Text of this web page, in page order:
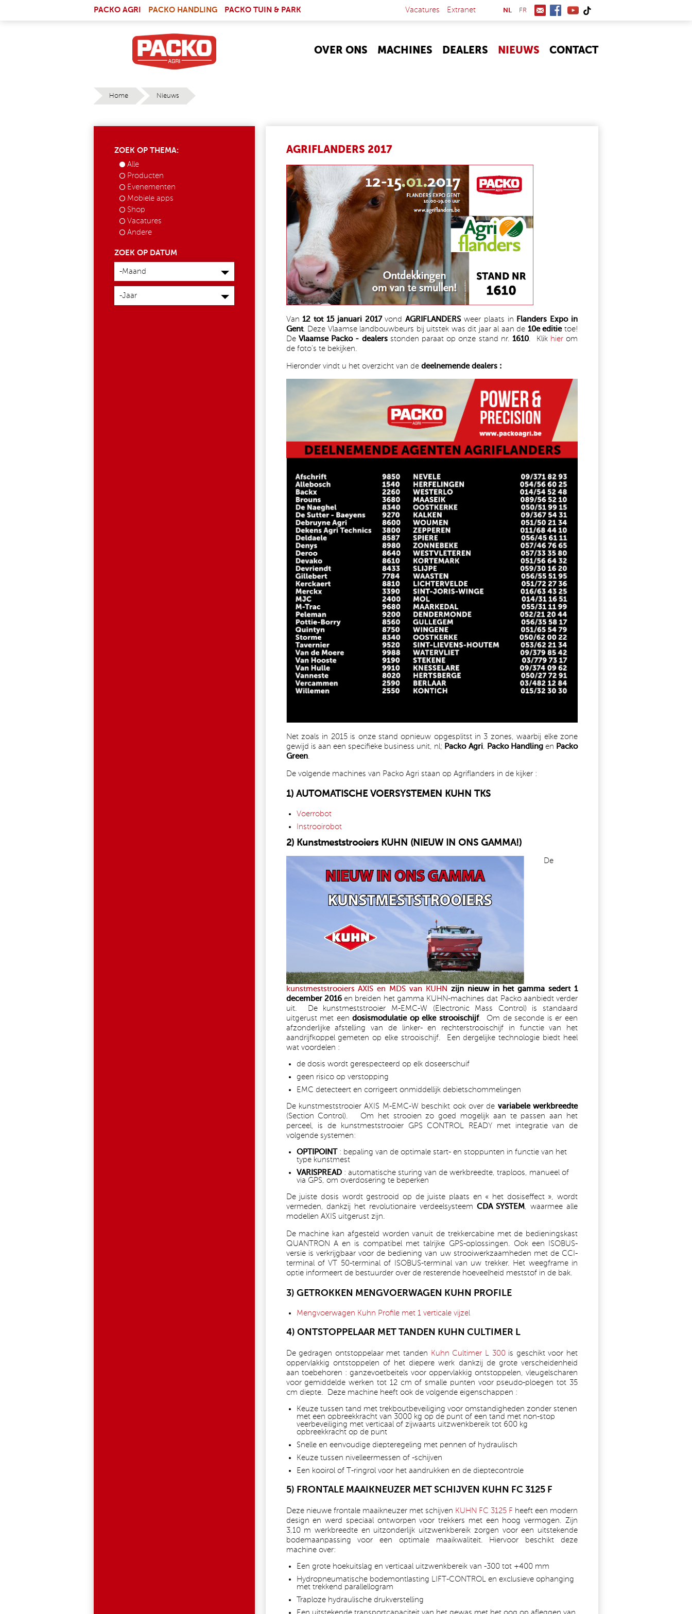
PACKO AGRI
PACKO HANDLING PACKO TUIN & PARK Vacatures Extranet NL FR
OVER ONS MACHINES DEALERS NIEUWS CONTACT
Home Nieuws
ZOEK OP THEMA:
Alle
Producten
Evenementen
Mobiele apps
Shop
Vacatures
Andere
ZOEK OP DATUM
Maand
-Maand
Jaar
-Jaar
AGRIFLANDERS 2017
AGRIFLANDERS_2017_NL.JPG
Van12 tot 15 januari 2017vondAGRIFLANDERS weer plaats in Flanders Expo in
Gent. Deze Vlaamse landbouwbeurs bij uitstek was dit jaar al aan de 10e editietoe!
De Vlaamse Packo - dealers stonden paraat op onze stand nr.1610. Klik hier(link is external)
om
de foto's te bekijken.
Hieronder vindt u het overzicht van de deelnemende dealers :
DEELNEMENDE_AGENTEN.JPG
Net zoals in 2015 is onze stand opnieuw opgesplitst in 3 zones, waarbij elke zone
gewijd is aan een specifieke business unit, nl; Packo Agri, Packo Handlingen Packo
Green.
De volgende machines van Packo Agri staan op Agriflanders in de kijker :
1) AUTOMATISCHE VOERSYSTEMEN KUHN TKS
Voerrobot
Instrooirobot
2) Kunstmeststrooiers KUHN (NIEUW IN ONS GAMMA!)
KUHN_FERTILISATION_PHOTO_NL.JPG De
kunstmeststrooiers AXIS en MDS van KUHN zijn nieuw in het gamma sedert 1
december 2016en breiden het gamma KUHN-machines dat Packo aanbiedt verder
uit. De kunstmeststrooier M-EMC-W (Electronic Mass Control) is standaard
uitgerust met eendosismodulatie op elke strooischijf. Om de seconde is er een
afzonderlijke afstelling van de linker- en rechterstrooischijf in functie van het
aandrijfkoppel gemeten op elke strooischijf. Een dergelijke technologie biedt heel
wat voordelen :
de dosis wordt gerespecteerd op elk doseerschuif
geen risico op verstopping
EMC detecteert en corrigeert onmiddellijk debietschommelingen
De kunstmeststrooier AXIS M-EMC-W beschikt ook over de variabele werkbreedte
(Section Control). Om het strooien zo goed mogelijk aan te passen aan het
perceel, is de kunstmeststrooier GPS CONTROL READY met integratie van de
volgende systemen:
OPTIPOINT
: bepaling van de optimale start- en stoppunten in functie van het
type kunstmest
VARISPREAD: automatische sturing van de werkbreedte, traploos, manueel of
via GPS, om overdosering te beperken
De juiste dosis wordt gestrooid op de juiste plaats en « het dosiseffect », wordt
vermeden, dankzij het revolutionaire verdeelsysteem CDA SYSTEM, waarmee alle
modellen AXIS uitgerust zijn.
De machine kan afgesteld worden vanuit de trekkercabine met de bedieningskast
QUANTRON A en is compatibel met talrijke GPS-oplossingen. Ook een ISOBUS-
versie is verkrijgbaar voor de bediening van uw strooiwerkzaamheden met de CCI-
terminal of VT 50-terminal of ISOBUS-terminal van uw trekker. Het weegframe in
optie informeert de bestuurder over de resterende hoeveelheid meststof in de bak.
3) GETROKKEN MENGVOERWAGEN KUHN PROFILE
Mengvoerwagen Kuhn Profile met 1 verticale vijzel
4) ONTSTOPPELAAR MET TANDEN KUHN CULTIMER L
De gedragen ontstoppelaar met tanden Kuhn Cultimer L 300is geschikt voor het
oppervlakkig ontstoppelen of het diepere werk dankzij de grote verscheidenheid
aan toebehoren : ganzevoetbeitels voor oppervlakkig ontstoppelen, vleugelscharen
voor gemiddelde werken tot 12 cm of smalle punten voor pseudo-ploegen tot 35
cm diepte. Deze machine heeft ook de volgende eigenschappen :
Keuze tussen tand met trekboutbeveiliging voor omstandigheden zonder stenen
met een opbreekkracht van 3000 kg op de punt of een tand met non-stop
veerbeveiliging met verticaal of zijwaarts uitzwenkbereik tot 600 kg
opbreekkracht op de punt
Snelle en eenvoudige diepteregeling met pennen of hydraulisch
Keuze tussen nivelleermessen of -schijven
Een kooirol of T-ringrol voor het aandrukken en de dieptecontrole
5) FRONTALE MAAIKNEUZER MET SCHIJVEN KUHN FC 3125 F
Deze nieuwe frontale maaikneuzer met schijven KUHN FC 3125 F heeft een modern
design en werd speciaal ontworpen voor trekkers met een hoog vermogen. Zijn
3,10 m werkbreedte en uitzonderlijk uitzwenkbereik zorgen voor een uitstekende
bodemaanpassing voor een optimale maaikwaliteit. Hiervoor beschikt deze
machine over:
Een grote hoekuitslag en verticaal uitzwenkbereik van -300 tot +400 mm
Hydropneumatische bodemontlasting LIFT-CONTROL en exclusieve ophanging
met trekkend parallellogram
Traploze hydraulische drukverstelling